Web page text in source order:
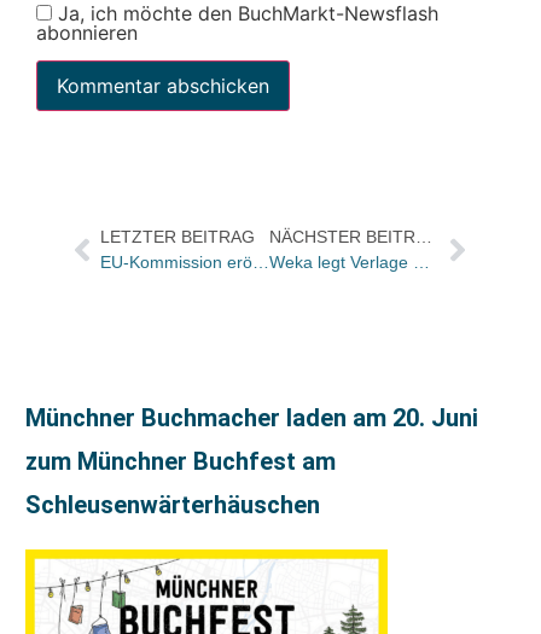
Ja, ich möchte den BuchMarkt-Newsflash
abonnieren
LETZTER BEITRAG
EU-Kommission eröffnet neue Runde im Tauziehen um Preisbindung – offizielle Stellungnahme des Börsenvereins wird zum Mittag erwartet
Münchner Buchmacher laden am 20. Juni
zum Münchner Buchfest am
Schleusenwärterhäuschen